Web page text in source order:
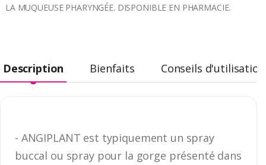
LA MUQUEUSE PHARYNGÉE. DISPONIBLE EN PHARMACIE.
Description Bienfaits Conseils d'utilisation
- ANGIPLANT est typiquement un spray
buccal ou spray pour la gorge présenté dans